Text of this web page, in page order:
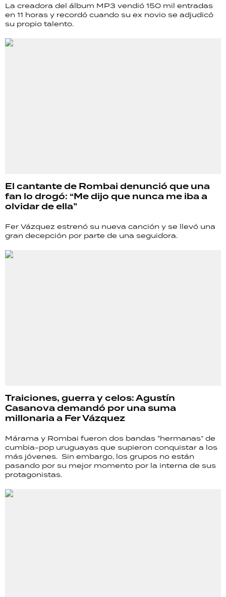
La creadora del álbum MP3 vendió 150 mil entradas
en 11 horas y recordó cuando su ex novio se adjudicó
su propio talento.
El cantante de Rombai denunció que una
fan lo drogó: “Me dijo que nunca me iba a
olvidar de ella”
Fer Vázquez estrenó su nueva canción y se llevó una
gran decepción por parte de una seguidora.
Traiciones, guerra y celos: Agustín
Casanova demandó por una suma
millonaria a Fer Vázquez
Márama y Rombai fueron dos bandas “hermanas” de
cumbia-pop uruguayas que supieron conquistar a los
más jóvenes. Sin embargo, los grupos no están
pasando por su mejor momento por la interna de sus
protagonistas.